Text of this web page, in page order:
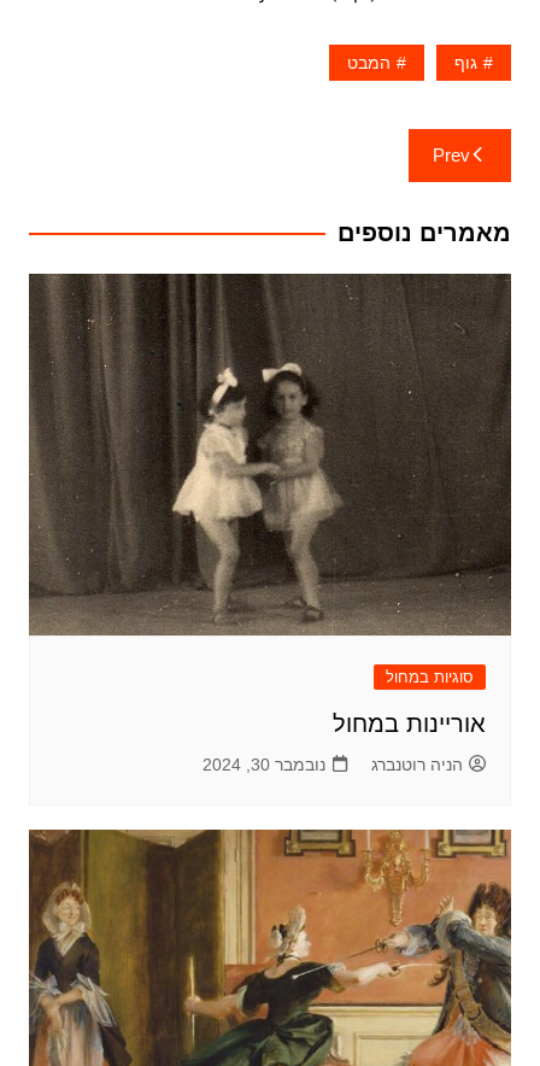
גוף המבט
ניווטPrev
מאמרים נוספים
סוגיות במחול
אוריינות במחול
הניה רוטנברג נובמבר 30, 2024